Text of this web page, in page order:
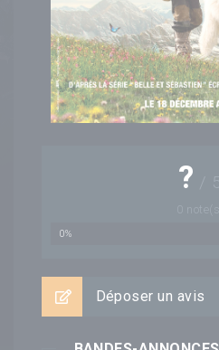
? / 5
note(s)
0%
Déposer un avis